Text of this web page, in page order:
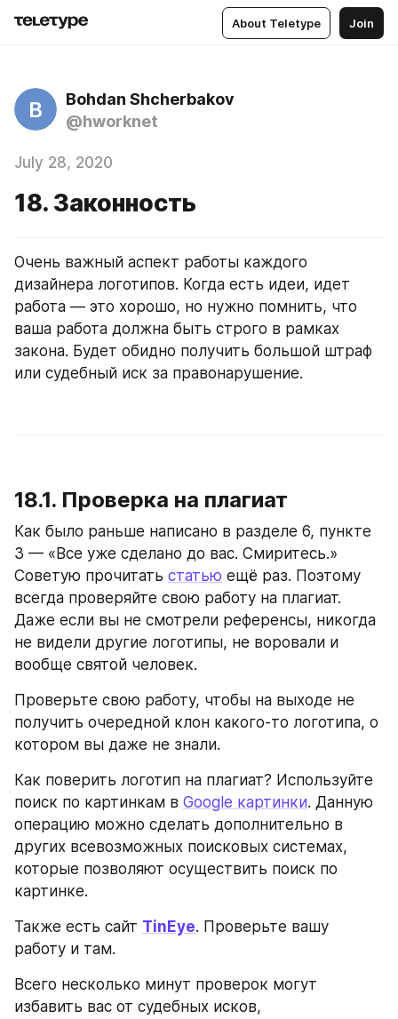
About Teletype Join
B
Bohdan Shcherbakov
@hworknet
July 28, 2020
18. Законность
Очень важный аспект работы каждого
дизайнера логотипов. Когда есть идеи, идет
работа — это хорошо, но нужно помнить, что
ваша работа должна быть строго в рамках
закона. Будет обидно получить большой штраф
или судебный иск за правонарушение.
18.1. Проверка на плагиат
Как было раньше написано в разделе 6, пункте
3 — «Все уже сделано до вас. Смиритесь.»
Советую прочитать статью ещё раз. Поэтому
всегда проверяйте свою работу на плагиат.
Даже если вы не смотрели референсы, никогда
не видели другие логотипы, не воровали и
вообще святой человек.
Проверьте свою работу, чтобы на выходе не
получить очередной клон какого-то логотипа, о
котором вы даже не знали.
Как поверить логотип на плагиат? Используйте
поиск по картинкам в Google картинки. Данную
операцию можно сделать дополнительно в
других всевозможных поисковых системах,
которые позволяют осуществить поиск по
картинке.
Также есть сайт TinEye. Проверьте вашу
работу и там.
Всего несколько минут проверок могут
избавить вас от судебных исков,